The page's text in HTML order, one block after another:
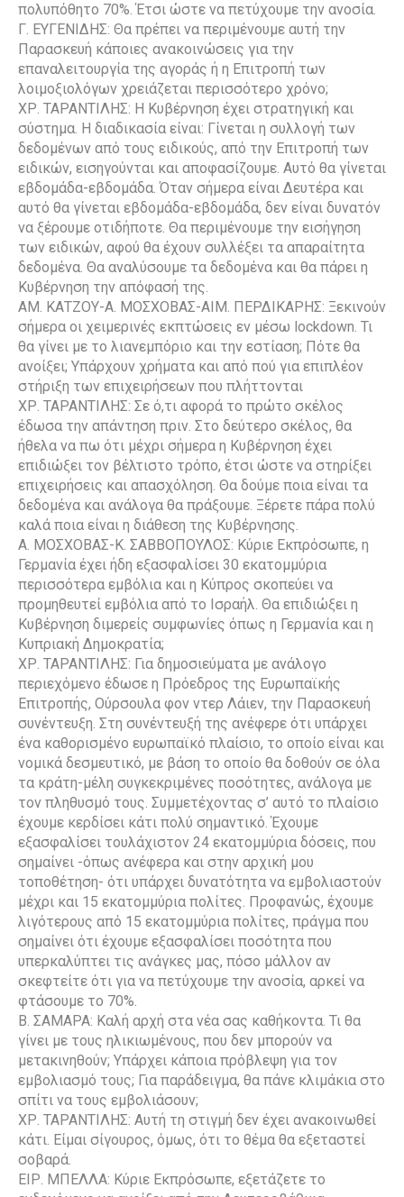
πολυπόθητο 70%. Έτσι ώστε να πετύχουμε την ανοσία.
Γ. ΕΥΓΕΝΙΔΗΣ: Θα πρέπει να περιμένουμε αυτή την
Παρασκευή κάποιες ανακοινώσεις για την
επαναλειτουργία της αγοράς ή η Επιτροπή των
λοιμοξιολόγων χρειάζεται περισσότερο χρόνο;
ΧΡ. ΤΑΡΑΝΤΙΛΗΣ: Η Κυβέρνηση έχει στρατηγική και
σύστημα. Η διαδικασία είναι: Γίνεται η συλλογή των
δεδομένων από τους ειδικούς, από την Επιτροπή των
ειδικών, εισηγούνται και αποφασίζουμε. Αυτό θα γίνεται
εβδομάδα-εβδομάδα. Όταν σήμερα είναι Δευτέρα και
αυτό θα γίνεται εβδομάδα-εβδομάδα, δεν είναι δυνατόν
να ξέρουμε οτιδήποτε. Θα περιμένουμε την εισήγηση
των ειδικών, αφού θα έχουν συλλέξει τα απαραίτητα
δεδομένα. Θα αναλύσουμε τα δεδομένα και θα πάρει η
Κυβέρνηση την απόφασή της.
ΑΜ. ΚΑΤΖΟΥ-Α. ΜΟΣΧΟΒΑΣ-ΑΙΜ. ΠΕΡΔΙΚΑΡΗΣ: Ξεκινούν
σήμερα οι χειμερινές εκπτώσεις εν μέσω lockdown. Τι
θα γίνει με το λιανεμπόριο και την εστίαση; Πότε θα
ανοίξει; Υπάρχουν χρήματα και από πού για επιπλέον
στήριξη των επιχειρήσεων που πλήττονται
ΧΡ. ΤΑΡΑΝΤΙΛΗΣ: Σε ό,τι αφορά το πρώτο σκέλος
έδωσα την απάντηση πριν. Στο δεύτερο σκέλος, θα
ήθελα να πω ότι μέχρι σήμερα η Κυβέρνηση έχει
επιδιώξει τον βέλτιστο τρόπο, έτσι ώστε να στηρίξει
επιχειρήσεις και απασχόληση. Θα δούμε ποια είναι τα
δεδομένα και ανάλογα θα πράξουμε. Ξέρετε πάρα πολύ
καλά ποια είναι η διάθεση της Κυβέρνησης.
Α. ΜΟΣΧΟΒΑΣ-Κ. ΣΑΒΒΟΠΟΥΛΟΣ: Κύριε Εκπρόσωπε, η
Γερμανία έχει ήδη εξασφαλίσει 30 εκατομμύρια
περισσότερα εμβόλια και η Κύπρος σκοπεύει να
προμηθευτεί εμβόλια από το Ισραήλ. Θα επιδιώξει η
Κυβέρνηση διμερείς συμφωνίες όπως η Γερμανία και η
Κυπριακή Δημοκρατία;
ΧΡ. ΤΑΡΑΝΤΙΛΗΣ: Για δημοσιεύματα με ανάλογο
περιεχόμενο έδωσε η Πρόεδρος της Ευρωπαϊκής
Επιτροπής, Ούρσουλα φον ντερ Λάιεν, την Παρασκευή
συνέντευξη. Στη συνέντευξή της ανέφερε ότι υπάρχει
ένα καθορισμένο ευρωπαϊκό πλαίσιο, το οποίο είναι και
νομικά δεσμευτικό, με βάση το οποίο θα δοθούν σε όλα
τα κράτη-μέλη συγκεκριμένες ποσότητες, ανάλογα με
τον πληθυσμό τους. Συμμετέχοντας σ’ αυτό το πλαίσιο
έχουμε κερδίσει κάτι πολύ σημαντικό. Έχουμε
εξασφαλίσει τουλάχιστον 24 εκατομμύρια δόσεις, που
σημαίνει -όπως ανέφερα και στην αρχική μου
τοποθέτηση- ότι υπάρχει δυνατότητα να εμβολιαστούν
μέχρι και 15 εκατομμύρια πολίτες. Προφανώς, έχουμε
λιγότερους από 15 εκατομμύρια πολίτες, πράγμα που
σημαίνει ότι έχουμε εξασφαλίσει ποσότητα που
υπερκαλύπτει τις ανάγκες μας, πόσο μάλλον αν
σκεφτείτε ότι για να πετύχουμε την ανοσία, αρκεί να
φτάσουμε το 70%.
Β. ΣΑΜΑΡΑ: Καλή αρχή στα νέα σας καθήκοντα. Τι θα
γίνει με τους ηλικιωμένους, που δεν μπορούν να
μετακινηθούν; Υπάρχει κάποια πρόβλεψη για τον
εμβολιασμό τους; Για παράδειγμα, θα πάνε κλιμάκια στο
σπίτι να τους εμβολιάσουν;
ΧΡ. ΤΑΡΑΝΤΙΛΗΣ: Αυτή τη στιγμή δεν έχει ανακοινωθεί
κάτι. Είμαι σίγουρος, όμως, ότι το θέμα θα εξεταστεί
σοβαρά.
ΕΙΡ. ΜΠΕΛΛΑ: Κύριε Εκπρόσωπε, εξετάζετε το